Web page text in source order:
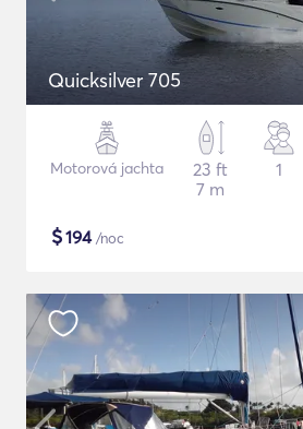
Quicksilver 705
Motorová jachta
23 ft
7 m
1
$194/noc